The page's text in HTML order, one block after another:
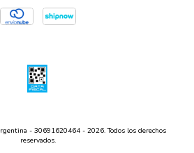
- 30691620464 - 2026. Todos los derechos
reservados.